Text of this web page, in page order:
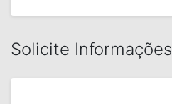
Solicite Informações